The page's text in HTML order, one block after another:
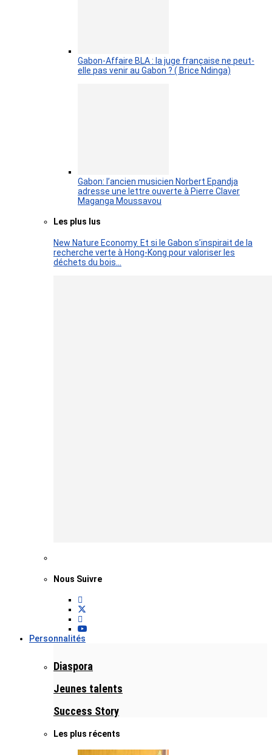
Gabon-Affaire BLA : la juge française ne peut-
elle pas venir au Gabon ? ( Brice Ndinga)
Gabon: l’ancien musicien Norbert Epandja
adresse une lettre ouverte à Pierre Claver
Maganga Moussavou
Les plus lus
New Nature Economy. Et si le Gabon s’inspirait de la
recherche verte à Hong-Kong pour valoriser les
déchets du bois…
Nous Suivre
Personnalités
Diaspora
Jeunes talents
Success Story
Les plus récents